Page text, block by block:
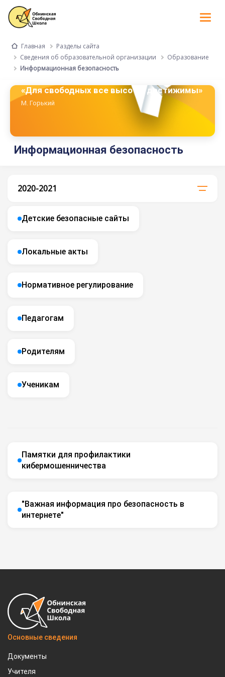
Главная
Разделы сайта
Сведения об образовательной организации
Образование
Информационная безопасность
«Для свободных все высоты достижимы»
М. Горький
Информационная безопасность
2020-2021
Детские безопасные сайты
Локальные акты
Нормативное регулирование
Педагогам
Родителям
Ученикам
Памятки для профилактики
кибермошенничества
"Важная информация про безопасность в
интернете"
Основные сведения
Документы
Учителя